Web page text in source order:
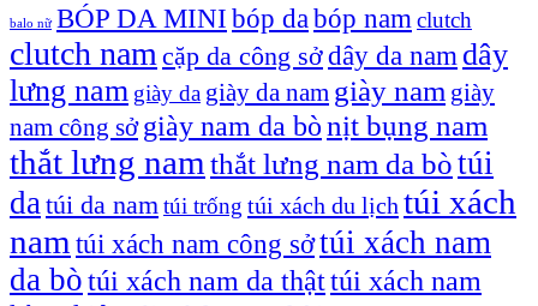
balo nữ BÓP DA MINI bóp da bóp nam clutch
clutch nam cặp da công sởdây da nam dây
lưng nam giày da giày da nam giày nam giày
nam công sở giày nam da bònịt bụng nam
thắt lưng nam thắt lưng nam da bòtúi
da túi da namtúi trống túi xách du lịch túi xách
nam túi xách nam công sởtúi xách nam
da bòtúi xách nam da thậttúi xách nam